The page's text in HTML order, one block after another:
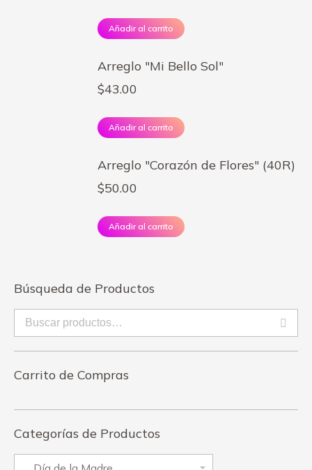
Añadir al carrito
Arreglo "Mi Bello Sol"
$43.00
Añadir al carrito
Arreglo "Corazón de Flores" (40R)
$50.00
Añadir al carrito
Búsqueda de Productos
Carrito de Compras
Categorías de Productos